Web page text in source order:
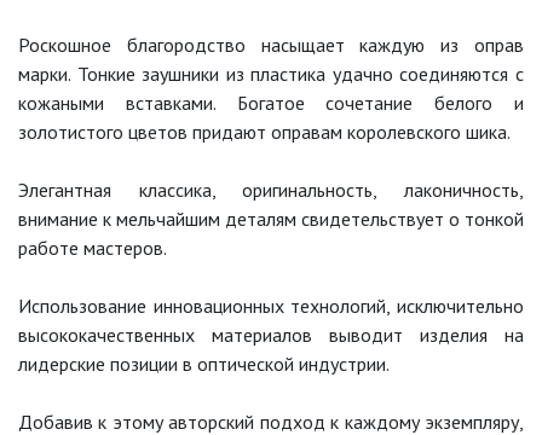
Роскошное благородство насыщает каждую из оправ
марки. Тонкие заушники из пластика удачно соединяются с
кожаными вставками. Богатое сочетание белого и
золотистого цветов придают оправам королевского шика.
Элегантная классика, оригинальность, лаконичность,
внимание к мельчайшим деталям свидетельствует о тонкой
работе мастеров.
Использование инновационных технологий, исключительно
высококачественных материалов выводит изделия на
лидерские позиции в оптической индустрии.
Добавив к этому авторский подход к каждому экземпляру,